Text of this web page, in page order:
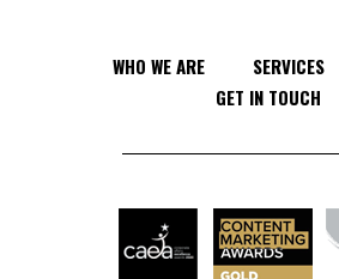
WHO WE ARE SERVICES
GET IN TOUCH